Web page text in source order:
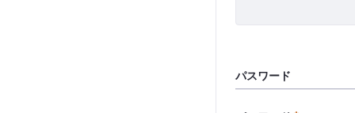
パスワード